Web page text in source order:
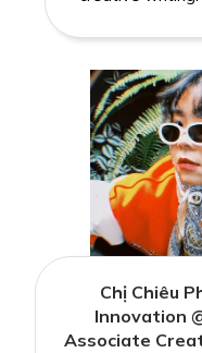
Chị Chiêu
Innovation
Associate